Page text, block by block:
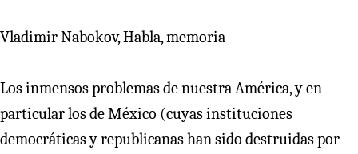
Vladimir Nabokov, Habla, memoria
Los inmensos problemas de nuestra América, y en
particular los de México (cuyas instituciones
democráticas y republicanas han sido destruidas por